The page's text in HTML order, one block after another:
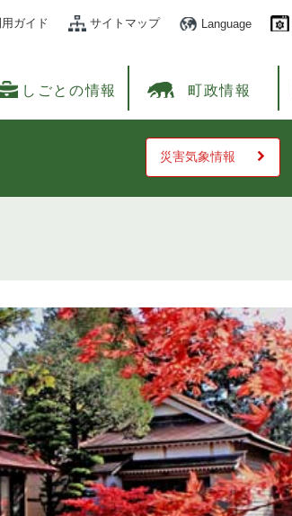
ガイド サイトマップ Language
しごとの情報 町政情報
災害気象情報